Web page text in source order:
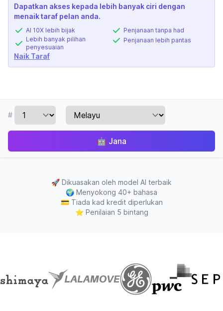
Dapatkan akses kepada lebih banyak ciri dengan
menaik taraf pelan anda.
AI 10X lebih bijak
Lebih banyak pilihan
penyesuaian
Penjanaan tanpa had
Penjanaan lebih pantas
Naik Taraf
#
🤖 Jana
🚀 Dikuasakan oleh model AI terbaik
🌍 Menyokong 40+ bahasa
💳 Tiada kad kredit diperlukan
⭐ Penilaian 5 bintang